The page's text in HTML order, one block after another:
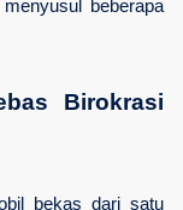
beberapa
Birokrasi
bekas dari satu